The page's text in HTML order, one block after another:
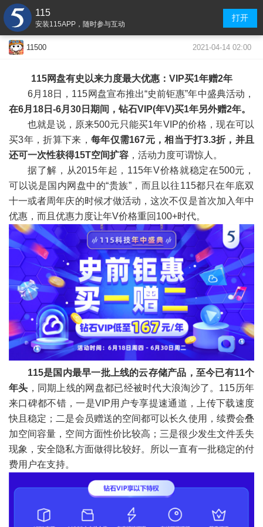
115
安装115APP，随时参与互动
打开
11500 2021-04-14 02:00
115网盘有史以来力度最大优惠：VIP买1年赠2年
6月18日，115网盘宣布推出“史前钜惠”年中盛典活动，
在6月18日-6月30日期间，钻石VIP(年V)买1年另外赠2年。
也就是说，原来500元只能买1年VIP的价格，现在可以
买3年，折算下来， 每年仅需167元，相当于打3.3折，并且
还可一次性获得15T空间扩容 ，活动力度可谓惊人。
据了解，从2015年起，115年V价格就稳定在500元，
可以说是国内网盘中的“贵族”，而且以往115都只在年底双
十一或者周年庆的时候才做活动，这次不仅是首次加入年中
优惠，而且优惠力度让年V价格重回100+时代。
115是国内最早一批上线的云存储产品，至今已有11个
年头 ，同期上线的网盘都已经被时代大浪淘沙了。115历年
来口碑都不错，一是VIP用户专享提速通道，上传下载速度
快且稳定；二是会员赠送的空间都可以长久使用，续费会叠
加空间容量，空间方面性价比较高；三是很少发生文件丢失
现象，安全隐私方面做得比较好。所以一直有一批稳定的付
费用户在支持。